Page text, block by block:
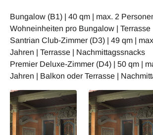
Bungalow (B1) | 40 qm | max. 2
Wohneinheiten pro Bungalow | Terrasse
Santrian Club-Zimmer (D3) | 49 qm |
Jahren | Terrasse | Nachmittagssnacks
Premier Deluxe-Zimmer (D4) | 50 qm |
Jahren | Balkon oder Terrasse |